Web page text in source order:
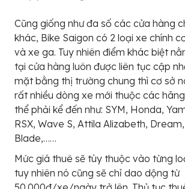
Cũng giống như đa số các cửa hàng
khác, Bike Saigon có 2 loại xe chính
và xe ga. Tuy nhiên điểm khác biệt
tại cửa hàng luôn được liên tục cập
mặt bằng thị trường chung thì cơ sở
rất nhiều dòng xe mới thuộc các
thể phải kể đến như: SYM, Honda,
RSX, Wave S, Attila Alizabeth,
Blade,……
Mức giá thuê sẽ tùy thuộc vào từng
tuy nhiên nó cũng sẽ chỉ dao dộng từ